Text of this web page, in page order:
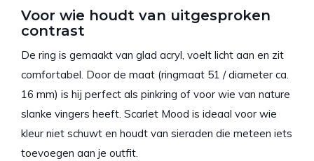
Voor wie houdt van uitgesproken
contrast
De ring is gemaakt van glad acryl, voelt licht aan en zit
comfortabel. Door de maat (ringmaat 51 / diameter ca.
16 mm) is hij perfect als pinkring of voor wie van nature
slanke vingers heeft. Scarlet Mood is ideaal voor wie
kleur niet schuwt en houdt van sieraden die meteen iets
toevoegen aan je outfit.